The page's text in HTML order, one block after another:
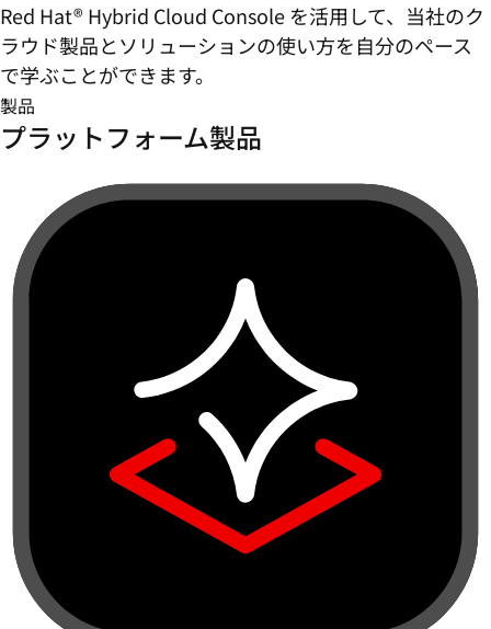
Red Hat® Hybrid Cloud Console を活用して、当社のク
ラウド製品とソリューションの使い方を自分のペース
で学ぶことができます。
製品
プラットフォーム製品